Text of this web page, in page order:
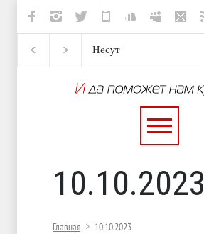
Несут
10.10.2023
Главная 10.10.2023